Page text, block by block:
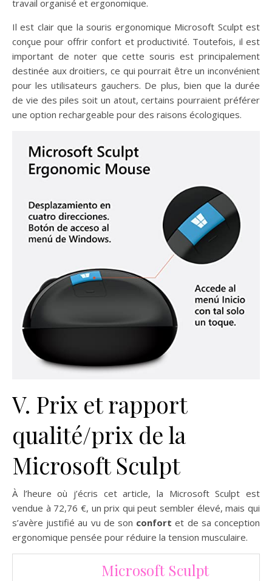
travail organisé et ergonomique.
Il est clair que la souris ergonomique Microsoft Sculpt est
conçue pour offrir confort et productivité. Toutefois, il est
important de noter que cette souris est principalement
destinée aux droitiers, ce qui pourrait être un inconvénient
pour les utilisateurs gauchers. De plus, bien que la durée
de vie des piles soit un atout, certains pourraient préférer
une option rechargeable pour des raisons écologiques.
V. Prix et rapport
qualité/prix de la
Microsoft Sculpt
À l’heure où j’écris cet article, la Microsoft Sculpt est
vendue à 72,76 €, un prix qui peut sembler élevé, mais qui
s’avère justifié au vu de son confort et de sa conception
ergonomique pensée pour réduire la tension musculaire.
Microsoft Sculpt